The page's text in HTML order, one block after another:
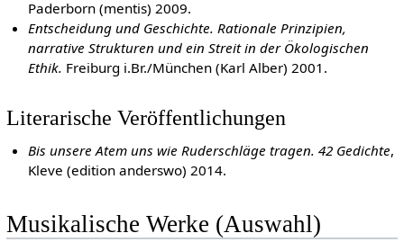
Paderborn (mentis) 2009.
Entscheidung und Geschichte. Rationale Prinzipien,
narrative Strukturen und ein Streit in der Ökologischen
Ethik. Freiburg i.Br./München (Karl Alber) 2001.
Literarische Veröffentlichungen
Bis unsere Atem uns wie Ruderschläge tragen. 42 Gedichte,
Kleve (edition anderswo) 2014.
Musikalische Werke (Auswahl)